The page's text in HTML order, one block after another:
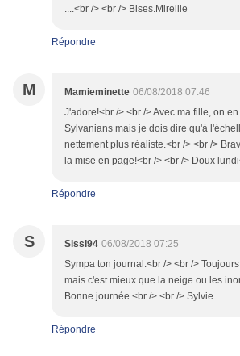
....<br /> <br /> Bises.Mireille
Répondre
M Mamieminette 06/08/2018 07:46
J'adore!<br /> <br /> Avec ma fille, on
Sylvanians mais je dois dire qu'à
nettement plus réaliste.<br /> <br />
la mise en page!<br /> <br /> Doux
Répondre
S Sissi94 06/08/2018 07:25
Sympa ton journal.<br /> <br />
mais c'est mieux que la neige ou les
Bonne journée.<br /> <br /> Sylvie
Répondre